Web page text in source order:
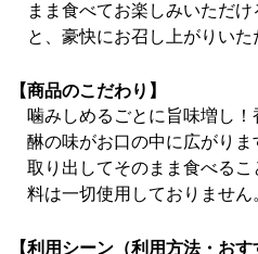
まま食べてお楽しみいただ
と、豪快にお召し上がりいた
【商品のこだわり】
噛みしめるごとに旨味増し
醂の味がお口の中に広がり
取り出してそのまま食べる
料は一切使用しておりません
【利用シーン（利用方法・おす